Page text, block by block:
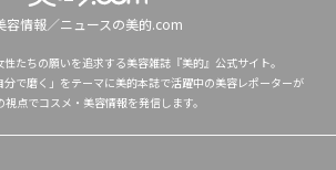
容情報／ニュースの美的.com
性たちの願いを追求する美容雑誌『美的』公式サイト。
分で磨く」をテーマに美的本誌で活躍中の美容レポーターが
視点でコスメ・美容情報を発信します。